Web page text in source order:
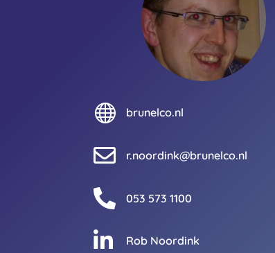
 brunelco.nl
 r.noordink@brunelco.nl
 053 573 1100
 Rob Noordink